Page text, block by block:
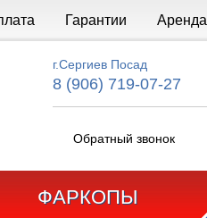
Гарантии Аренда
г.Сергиев Посад
8 (906) 719-07-27
Обратный звонок
ФАРКОПЫ